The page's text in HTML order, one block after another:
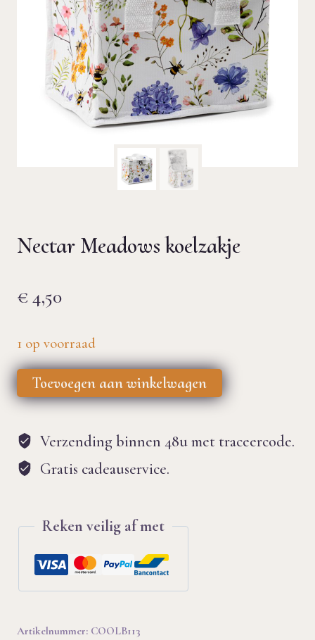
Nectar Meadows koelzakje
€ 4,50
1 op voorraad
Nectar
Meadows
koelzakje
aantal
Toevoegen aan winkelwagen
Verzending binnen 48u met traceercode.
Gratis cadeauservice.
Reken veilig af met
Artikelnummer: COOLB113